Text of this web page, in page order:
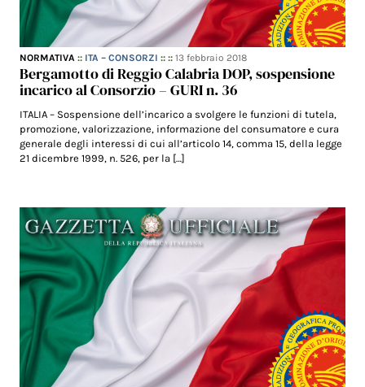
NORMATIVA :: ITA – CONSORZI :: ::13 febbraio 2018
Bergamotto di Reggio Calabria DOP, sospensione
incarico al Consorzio – GURI n. 36
ITALIA – Sospensione dell’incarico a svolgere le funzioni di tutela,
promozione, valorizzazione, informazione del consumatore e cura
generale degli interessi di cui all’articolo 14, comma 15, della legge
21 dicembre 1999, n. 526, per la […]